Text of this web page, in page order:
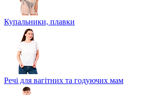
Купальники, плавки
Речі для вагітних та годуючих мам